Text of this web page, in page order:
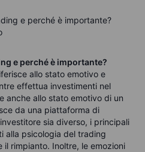
e perché è importante?
e perché è importante?
allo stato emotivo e
effettua investimenti nel
anche allo stato emotivo di un
da una piattaforma di
sia diverso, i principali
alla psicologia del trading
il rimpianto. Inoltre, le emozioni